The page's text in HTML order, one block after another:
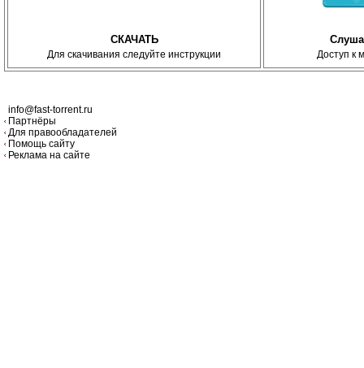
СКАЧАТЬ
Для скачивания следуйте инструкции Доступ к
info@fast-torrent.ru
Партнёры
Для правообладателей
Помощь сайту
Реклама на сайте